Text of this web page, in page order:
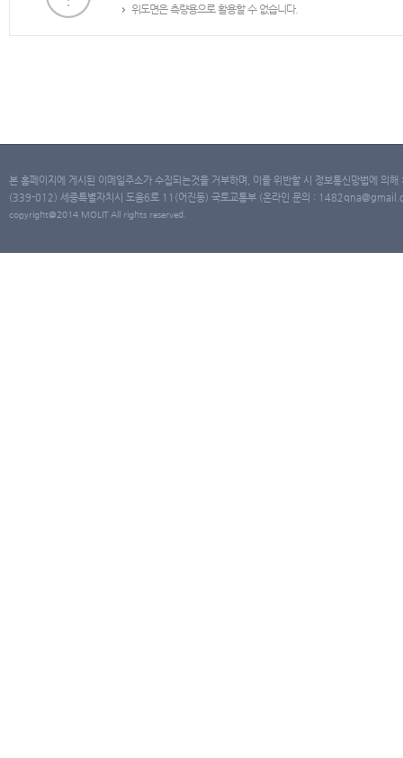
위도면은 측량용으로 활용할 수 없습니다.
본 홈페이지에 게시된 이메일주소가 수집되는것을 거부하며, 이를 위반할 시 정보통신망법에 의
(339-012) 세종특별자치시 도움6로 11(어진동) 국토교통부 (온라인 문의 :
copyright@2014 MOLIT All rights reserved.